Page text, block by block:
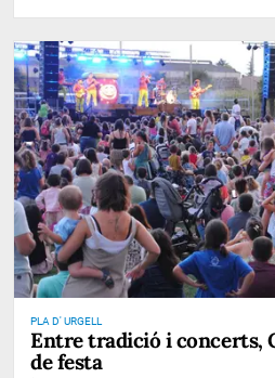
PLA D' URGELL
Entre tradició i concerts,
de festa